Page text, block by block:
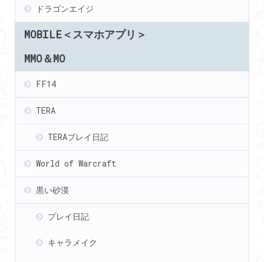
ドラゴンエイジ
MOBILE＜スマホアプリ＞
MMO＆MO
FF14
TERA
TERAプレイ日記
World of Warcraft
黒い砂漠
プレイ日記
キャラメイク